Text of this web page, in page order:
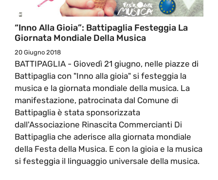
“Inno Alla Gioia”: Battipaglia Festeggia La
Giornata Mondiale Della Musica
20 Giugno 2018
BATTIPAGLIA - Giovedì 21 giugno, nelle piazze di
Battipaglia con "Inno alla gioia" si festeggia la
musica e la giornata mondiale della musica. La
manifestazione, patrocinata dal Comune di
Battipaglia è stata sponsorizzata
dall'Associazione Rinascita Commercianti Di
Battipaglia che aderisce alla giornata mondiale
della Festa della Musica. E con la gioia e la musica
si festeggia il linguaggio universale della musica.